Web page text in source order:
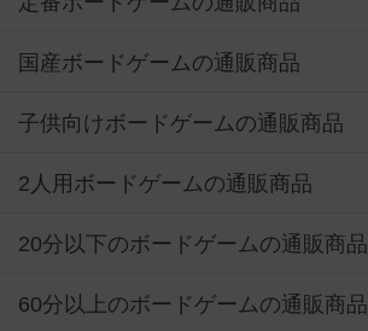
国産ボードゲームの通販商品
子供向けボードゲームの通販商品
2人用ボードゲームの通販商品
20分以下のボードゲームの通販商品
60分以上のボードゲームの通販商品